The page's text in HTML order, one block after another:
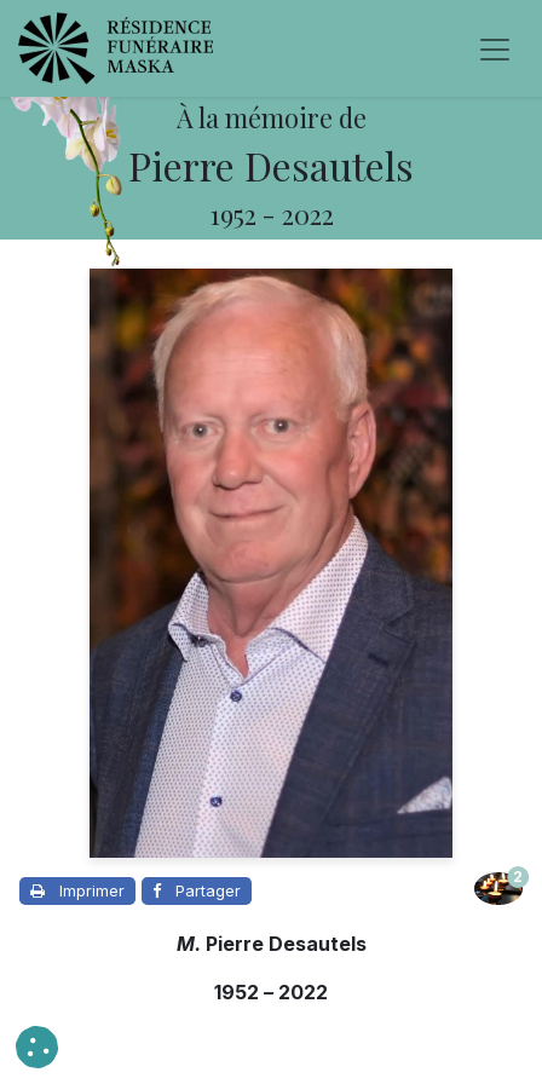
À la mémoire de
Pierre Desautels
1952 - 2022
Imprimer Partager
2
M. Pierre Desautels
1952 – 2022